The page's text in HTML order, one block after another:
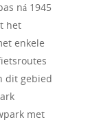
ná 1945
het
enkele
dit gebied
met